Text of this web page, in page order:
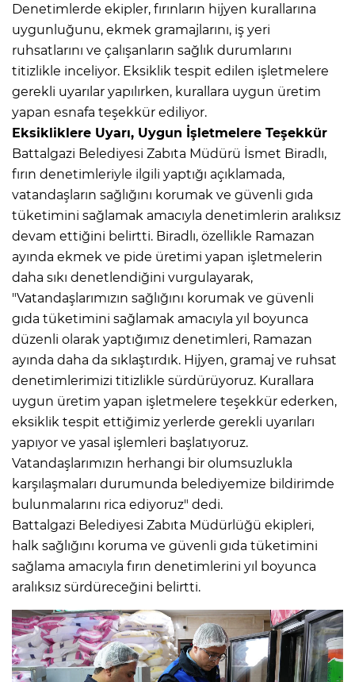
Denetimlerde ekipler, fırınların hijyen kurallarına
uygunluğunu, ekmek gramajlarını, iş yeri
ruhsatlarını ve çalışanların sağlık durumlarını
titizlikle inceliyor. Eksiklik tespit edilen işletmelere
gerekli uyarılar yapılırken, kurallara uygun üretim
yapan esnafa teşekkür ediliyor.
Eksikliklere Uyarı, Uygun İşletmelere Teşekkür
Battalgazi Belediyesi Zabıta Müdürü İsmet Biradlı,
fırın denetimleriyle ilgili yaptığı açıklamada,
vatandaşların sağlığını korumak ve güvenli gıda
tüketimini sağlamak amacıyla denetimlerin aralıksız
devam ettiğini belirtti. Biradlı, özellikle Ramazan
ayında ekmek ve pide üretimi yapan işletmelerin
daha sıkı denetlendiğini vurgulayarak,
"Vatandaşlarımızın sağlığını korumak ve güvenli
gıda tüketimini sağlamak amacıyla yıl boyunca
düzenli olarak yaptığımız denetimleri, Ramazan
ayında daha da sıklaştırdık. Hijyen, gramaj ve ruhsat
denetimlerimizi titizlikle sürdürüyoruz. Kurallara
uygun üretim yapan işletmelere teşekkür ederken,
eksiklik tespit ettiğimiz yerlerde gerekli uyarıları
yapıyor ve yasal işlemleri başlatıyoruz.
Vatandaşlarımızın herhangi bir olumsuzlukla
karşılaşmaları durumunda belediyemize bildirimde
bulunmalarını rica ediyoruz" dedi.
Battalgazi Belediyesi Zabıta Müdürlüğü ekipleri,
halk sağlığını koruma ve güvenli gıda tüketimini
sağlama amacıyla fırın denetimlerini yıl boyunca
aralıksız sürdüreceğini belirtti.